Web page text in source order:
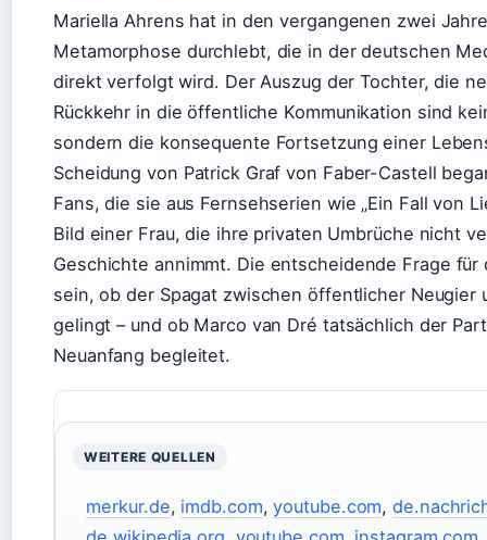
Mariella Ahrens hat in den vergangenen zwei
Metamorphose durchlebt, die in der deutschen
direkt verfolgt wird. Der Auszug der Tochter, die
Rückkehr in die öffentliche Kommunikation sind
sondern die konsequente Fortsetzung einer
Scheidung von Patrick Graf von Faber-Castell
Fans, die sie aus Fernsehserien wie „Ein Fall von
Bild einer Frau, die ihre privaten Umbrüche nicht
Geschichte annimmt. Die entscheidende Frage
sein, ob der Spagat zwischen öffentlicher Neugier
gelingt – und ob Marco van Dré tatsächlich der
Neuanfang begleitet.
WEITERE QUELLEN
merkur.de, imdb.com,youtube.com,